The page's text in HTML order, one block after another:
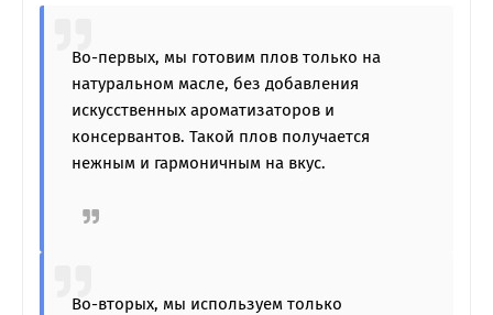
Во-первых, мы готовим плов только на
натуральном масле, без добавления
искусственных ароматизаторов и
консервантов. Такой плов получается
нежным и гармоничным на вкус.
Во-вторых, мы используем только